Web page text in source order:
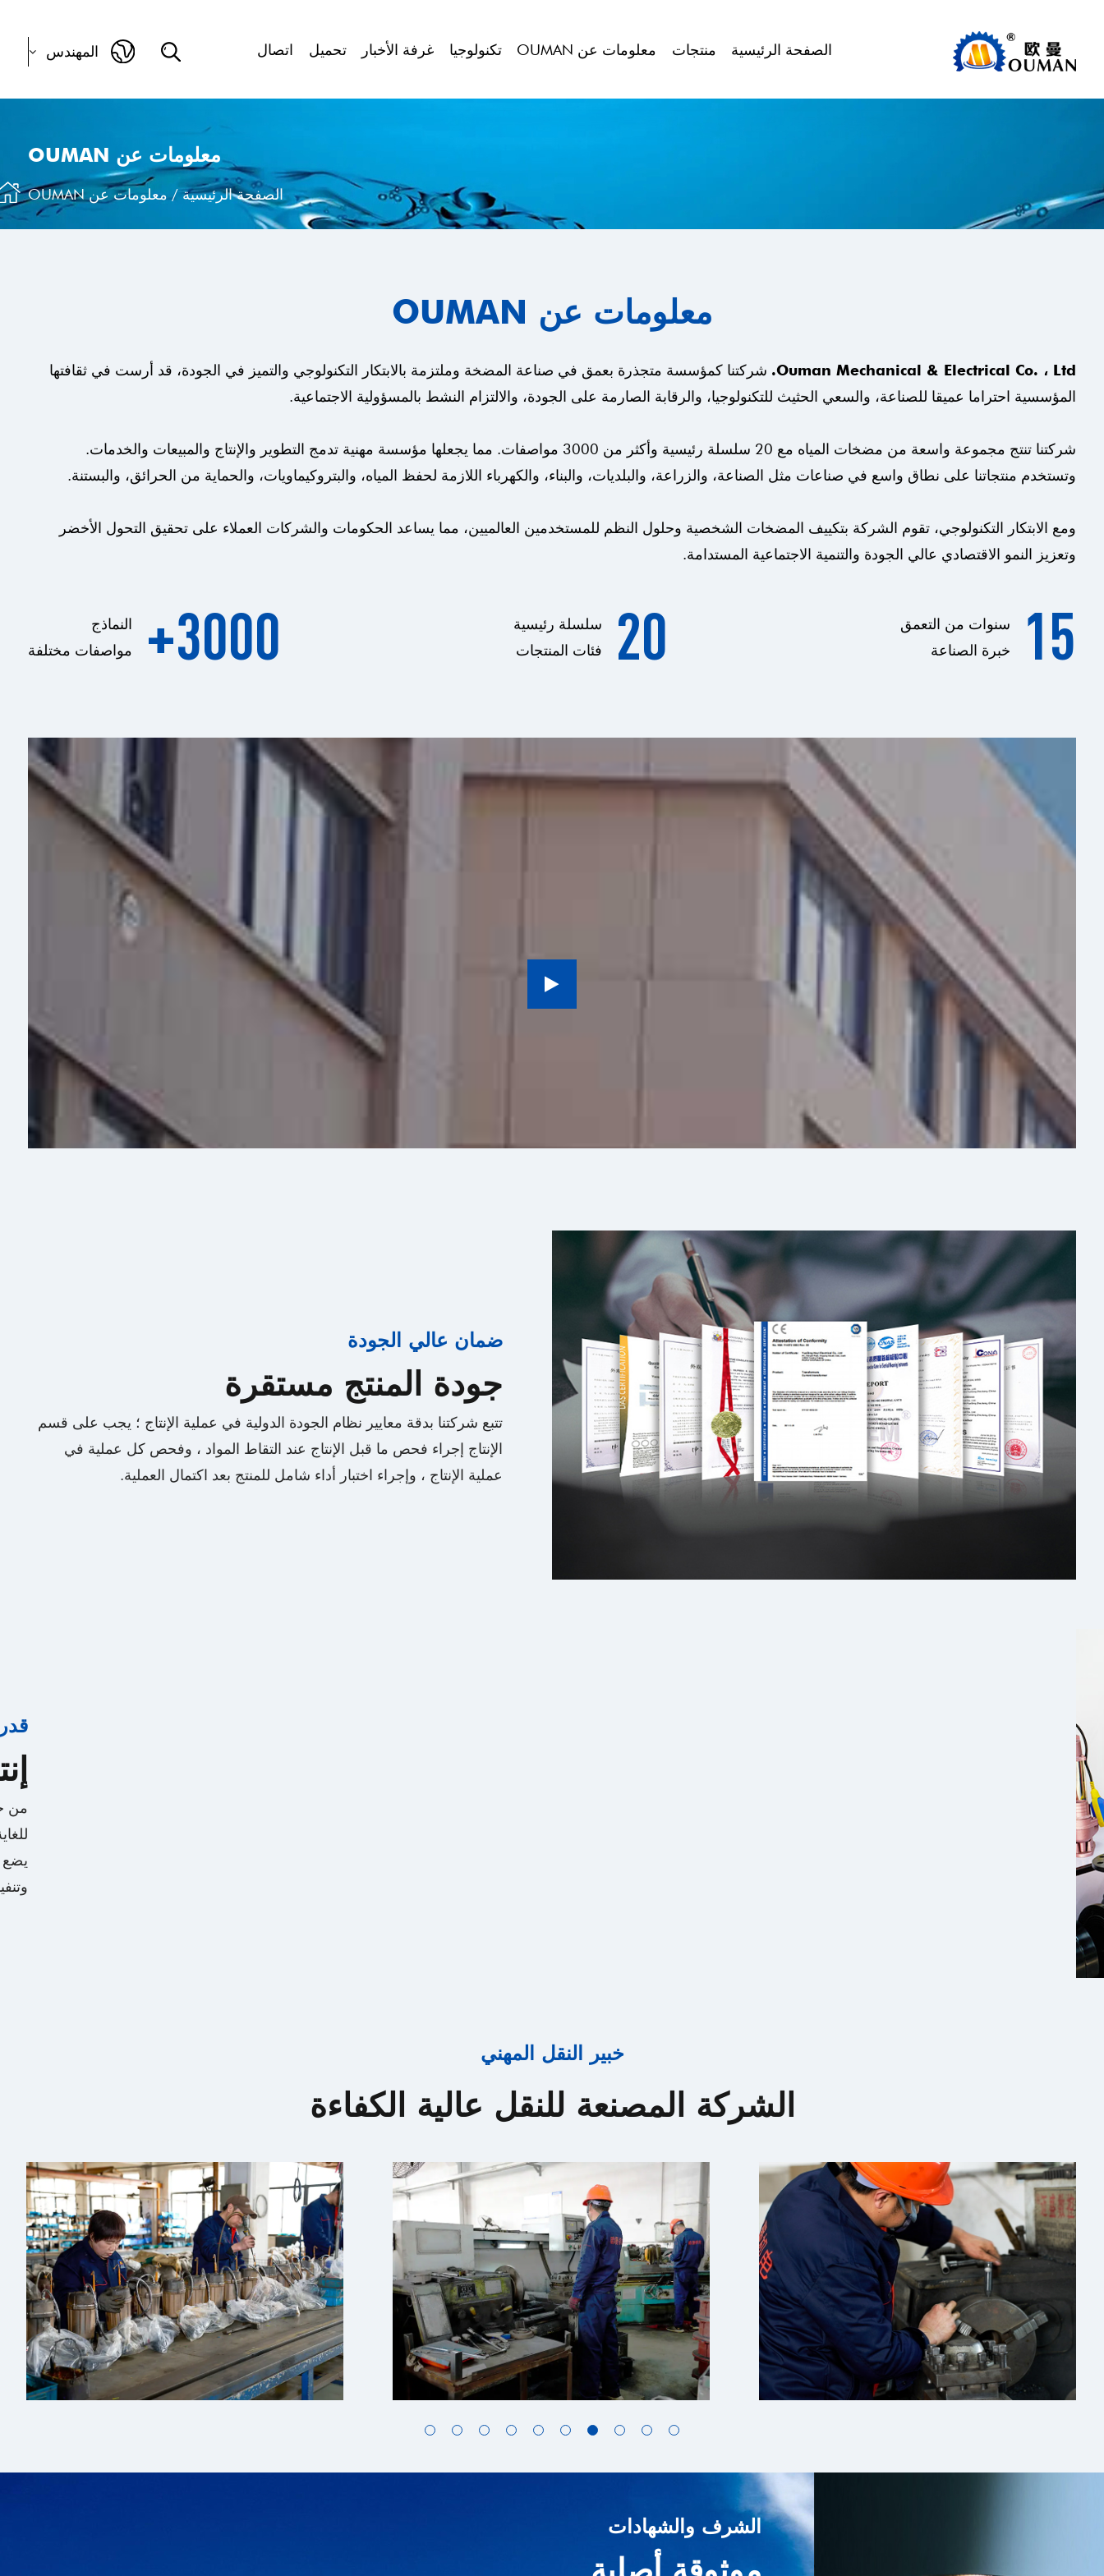
الصفحة الرئيسية منتجات معلومات عن OUMAN تكنولوجيا غرفة الأخبار تحميل اتصال المهندس
معلومات عن OUMAN
الصفحة الرئيسية/معلومات عن OUMAN
معلومات عن OUMAN
Ouman Mechanical & Electrical Co. ، Ltd. شركتنا كمؤسسة متجذرة بعمق في صناعة المضخة وملتزمة بالابتكار التكنولوجي والتميز في الجودة، قد أرست في ثقافتها
المؤسسية احتراما عميقا للصناعة، والسعي الحثيث للتكنولوجيا، والرقابة الصارمة على الجودة، والالتزام النشط بالمسؤولية الاجتماعية.
شركتنا تنتج مجموعة واسعة من مضخات المياه مع 20 سلسلة رئيسية وأكثر من 3000 مواصفات. مما يجعلها مؤسسة مهنية تدمج التطوير والإنتاج والمبيعات والخدمات.
وتستخدم منتجاتنا على نطاق واسع في صناعات مثل الصناعة، والزراعة، والبلديات، والبناء، والكهرباء اللازمة لحفظ المياه، والبتروكيماويات، والحماية من الحرائق، والبستنة.
ومع الابتكار التكنولوجي، تقوم الشركة بتكييف المضخات الشخصية وحلول النظم للمستخدمين العالميين، مما يساعد الحكومات والشركات العملاء على تحقيق التحول الأخضر
وتعزيز النمو الاقتصادي عالي الجودة والتنمية الاجتماعية المستدامة.
15
سنوات من التعمق
خبرة الصناعة
20
سلسلة رئيسية
فئات المنتجات
3000
+
النماذج
مواصفات مختلفة
ضمان عالي الجودة
جودة المنتج مستقرة
تتبع شركتنا بدقة معايير نظام الجودة الدولية في عملية الإنتاج ؛ يجب على قسم
الإنتاج إجراء فحص ما قبل الإنتاج عند التقاط المواد ، وفحص كل عملية في
عملية الإنتاج ، وإجراء اختبار أداء شامل للمنتج بعد اكتمال العملية.
من
يضع
خبير النقل المهني
الشركة المصنعة للنقل عالية الكفاءة
الشرف والشهادات